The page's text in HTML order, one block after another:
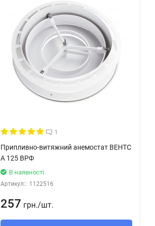
1
Припливно-витяжний анемостат ВЕНТС
А 125 ВРФ
В наявності
Артикул:: 1122516
257 грн./шт.